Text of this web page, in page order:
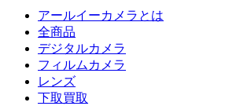
アールイーカメラとは
全商品
デジタルカメラ
フィルム カメラ
レンズ
下取買取